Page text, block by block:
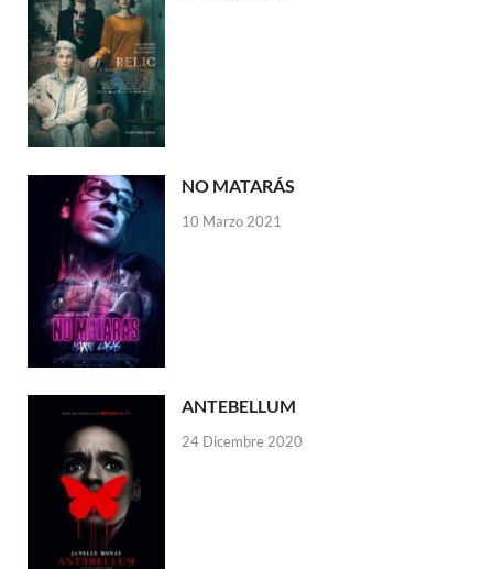
NO MATARÁS
10 Marzo 2021
ANTEBELLUM
24 Dicembre 2020